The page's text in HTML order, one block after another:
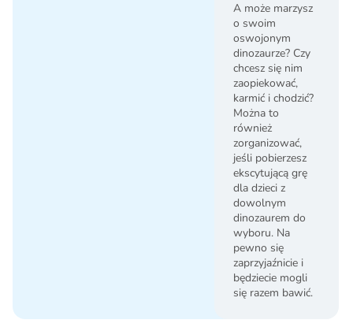
A może marzysz
o swoim
oswojonym
dinozaurze? Czy
chcesz się nim
zaopiekować,
karmić i chodzić?
Można to
również
zorganizować,
jeśli pobierzesz
ekscytującą grę
dla dzieci z
dowolnym
dinozaurem do
wyboru. Na
pewno się
zaprzyjaźnicie i
będziecie mogli
się razem bawić.